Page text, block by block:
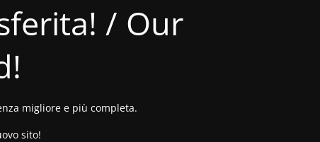
/ Our
migliore e più completa.
sito!